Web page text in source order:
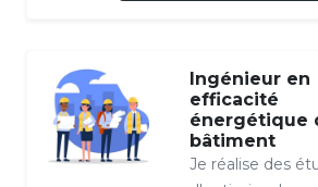
Ingénieur en
efficacité
énergétique
bâtiment
Je réalise des